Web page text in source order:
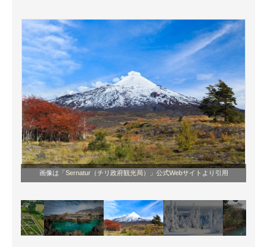
画像は 「Sernatur（チリ政府観光局）」公式Webサイト より引用